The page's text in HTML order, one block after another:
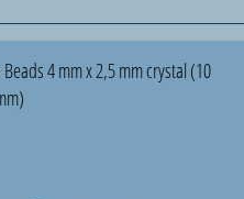
4 mm x 2,5 mm crystal (10